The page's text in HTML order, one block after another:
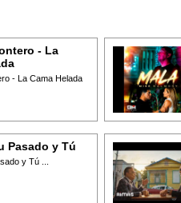
- La
- La Cama Helada
Pasado y Tú
y Tú ...